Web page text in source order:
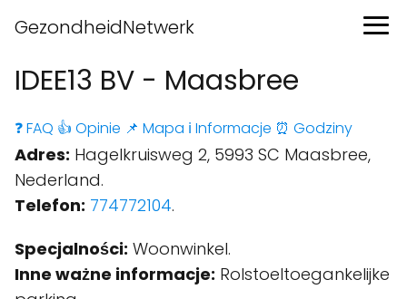
GezondheidNetwerk
IDEE13 BV - Maasbree
❓ FAQ 👍 Opinie 📌 Mapa ℹ️ Informacje ⏰ Godziny
Adres: Hagelkruisweg 2, 5993 SC Maasbree,
Nederland.
Telefon: 774772104.
Specjalności: Woonwinkel.
Inne ważne informacje: Rolstoeltoegankelijke